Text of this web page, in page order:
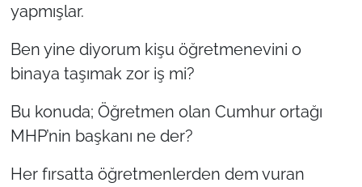
yapmışlar.
Ben yine diyorum kişu öğretmenevini o
binaya taşımak zor iş mi?
Bu konuda; Öğretmen olan Cumhur ortağı
MHP’nin başkanı ne der?
Her fırsatta öğretmenlerden dem vuran
Genel-A
Gündem-Eğitim